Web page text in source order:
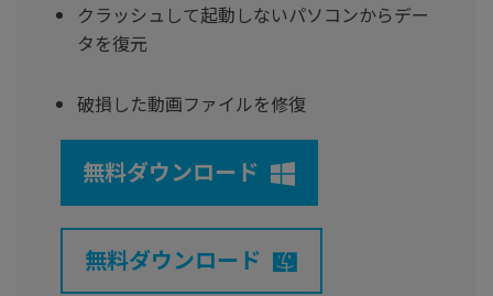
クラッシュして起動しないパソコンからデー
タを復元
破損した動画ファイルを修復
無料ダウンロード
無料ダウンロード